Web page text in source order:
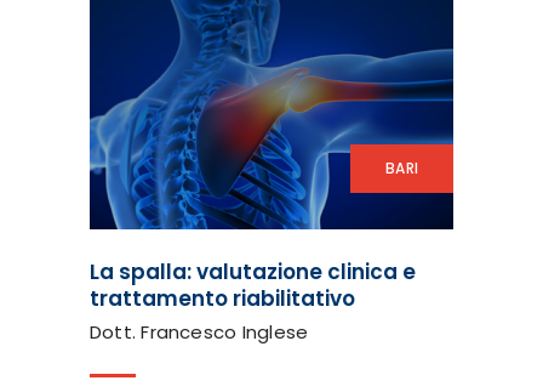
BARI
La spalla: valutazione clinica e
trattamento riabilitativo
Dott. Francesco Inglese